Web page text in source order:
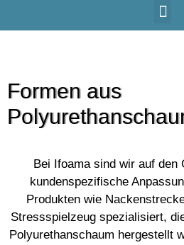
Formen aus
Bei Ifoama sind wir auf den
kundenspezifische
Produkten wie
Stressspielzeug spezialisiert,
Polyurethanschaum hergestellt